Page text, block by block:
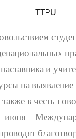
и
на
в честь
июня –